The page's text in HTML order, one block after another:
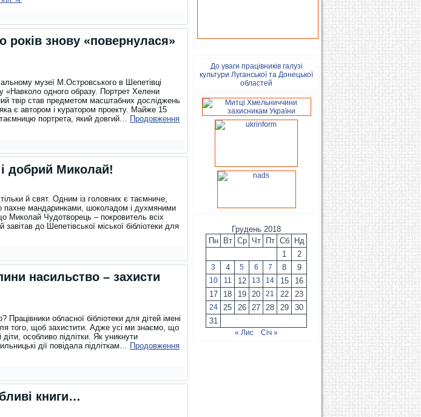
років знову «повернулася»
музеї М.Островського в Шепетівці
«Навколо одного образу. Портрет Хелени
твір став предметом масштабних досліджень
є автором і куратором проекту. Майже 15
портрета, який довгий… Продовження
і добрий Миколай!
й свят. Одним із головних є таємниче,
мандаринками, шоколадом і духмяними
Миколай Чудотворець – покровитель всіх
до Шепетівської міської бібліотеки для
насильство – захисти
обласної бібліотеки для дітей імені
того, щоб захистити. Адже усі ми знаємо, що
особливо підлітки. Як уникнути
дії повідала підліткам… Продовження
книги…
До уваги працівників галузі
культури Луганської та Донецької
областей
Грудень 2018
Пн
Вт Ср Чт Пт Сб
Нд
1
2
3 4 5 6 7 8 9
10 11 12 13 14 15
16
17
18 19 20 21 22 23
24 25 26 27 28 29
30
31
« Лис Січ »